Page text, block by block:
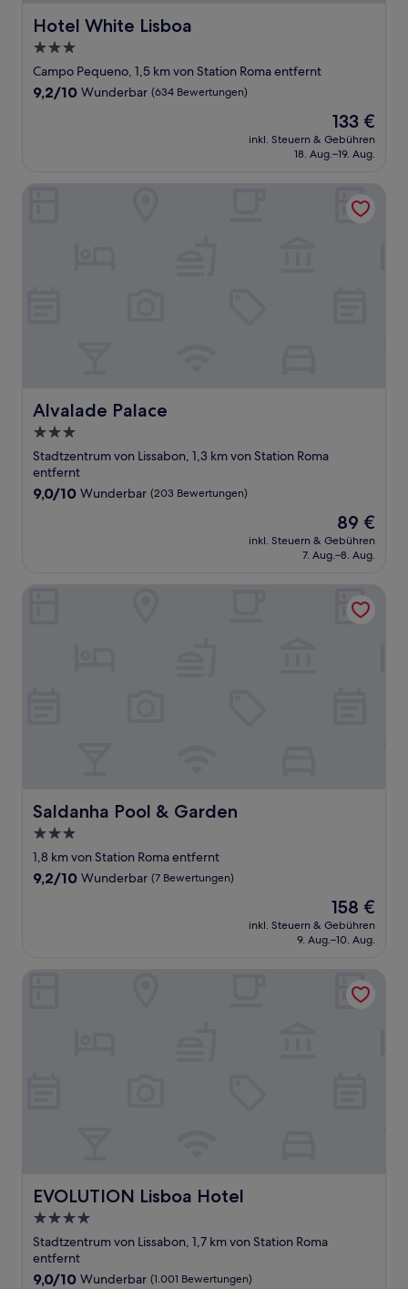
Hotel White Lisboa
Hotel White Lisboa
3.0-
Sterne-
Unterkunft
Campo Pequeno, 1,5 km von Station Roma entfernt
9.2
9,2/10 Wunderbar (634 Bewertungen)
Der
Preis
beträgt
133 €
inkl. Steuern & Gebühren
18. Aug.–19. Aug.
Alvalade Palace
Alvalade Palace
3.0-
Sterne-
Unterkunft
Stadtzentrum von Lissabon, 1,3 km von Station Roma
entfernt
9.0
9,0/10 Wunderbar (203 Bewertungen)
Der
Preis
beträgt
89 €
inkl. Steuern & Gebühren
7. Aug.–8. Aug.
Saldanha Pool & Garden
Saldanha Pool & Garden
3.0-
Sterne-
Unterkunft
1,8 km von Station Roma entfernt
9.2
9,2/10 Wunderbar (7 Bewertungen)
Der
Preis
beträgt
158 €
inkl. Steuern & Gebühren
9. Aug.–10. Aug.
EVOLUTION Lisboa Hotel
EVOLUTION Lisboa Hotel
4.0-
Sterne-
Unterkunft
Stadtzentrum von Lissabon, 1,7 km von Station Roma
entfernt
9.0
9,0/10 Wunderbar (1.001 Bewertungen)